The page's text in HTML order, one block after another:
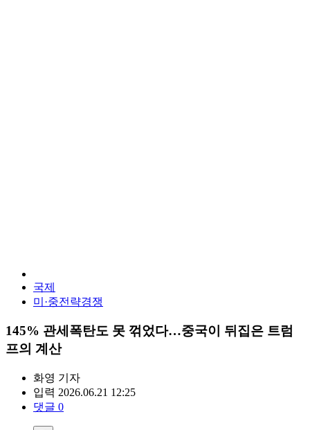
국제
미·중전략경쟁
145% 관세폭탄도 못 꺾었다…중국이 뒤집은 트럼
프의 계산
화영 기자
입력 2026.06.21 12:25
댓글 0